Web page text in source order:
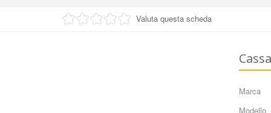
Valuta questa scheda
Marca
Modello